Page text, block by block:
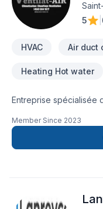
5
HVAC Air duct
Heating Hot water
Entreprise spécialisée
chauffage / ventilation
Thermopompe
CVC au toit
Member Since 2023